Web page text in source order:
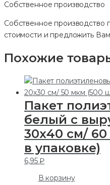
Собственное производство
Собственное производство
стоимости и предложить
Похожие
Пакет
белый с
30х40 см/
в упаковке)
6,95₽
В корзину